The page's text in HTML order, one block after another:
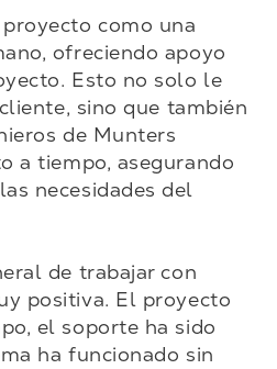
como una
ofreciendo apoyo
Esto no solo le
sino que también
de Munters
a tiempo, asegurando
necesidades del
de trabajar con
positiva. El proyecto
el soporte ha sido
ha funcionado sin